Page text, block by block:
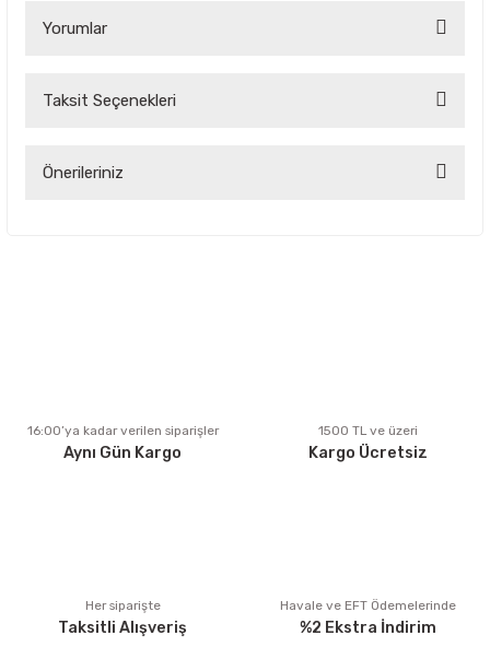
Yorumlar
Bu ürüne ilk yorumu siz yapın!
Taksit Seçenekleri
Önerileriniz
Ürün fiyatı diğer sitelerden daha pahalı.
Bu ürüne benzer farklı alternatifler olmalı.
16:00’ya kadar verilen siparişler
Aynı Gün Kargo
1500 TL ve üzeri
Kargo Ücretsiz
Her siparişte
Taksitli Alışveriş
Havale ve EFT Ödemelerinde
%2 Ekstra İndirim